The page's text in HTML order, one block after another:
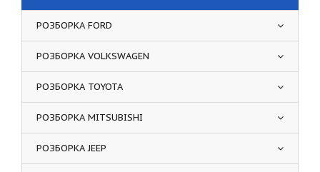
РОЗБОРКА FORD
РОЗБОРКА VOLKSWAGEN
РОЗБОРКА TOYOTA
РОЗБОРКА MITSUBISHI
РОЗБОРКА JEEP